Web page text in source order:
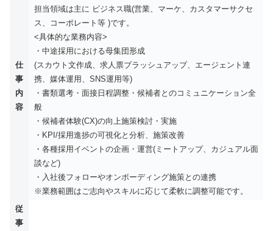
仕
事
内
容
担当領域は主に ビジネス職(営業、マーケ、カスタマーサクセ
ス、コーポレート等 )です。
<具体的な業務内容>
・中途採用における母集団形成
(スカウト文作成、求人票ブラッシュアップ、エージェント連
携、媒体運用、SNS運用等)
・書類選考・面接日程調整・候補者とのコミュニケーション全
般
・候補者体験(CX)の向上施策検討・実施
・KPI/採用進捗の可視化と分析、施策改善
・各種採用イベントの企画・運営(ミートアップ、カジュアル面
談など)
・入社後フォローやオンボーディング施策との連携
※業務範囲はご志向やスキルに応じて柔軟に調整可能です。
従
事